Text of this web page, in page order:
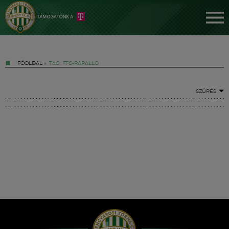
FŐOLDAL » TAG: FTC-RAPALLO
SZŰRÉS
Hírek